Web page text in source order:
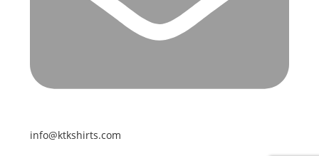
info@ktkshirts.com